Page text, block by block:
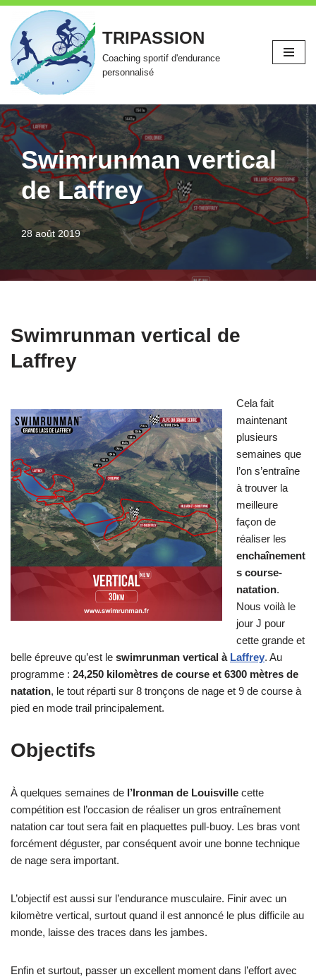
Aller
au
contenu
TRIPASSION
Coaching sportif d'endurance
personnalisé
Swimrunman vertical
de Laffrey
28 août 2019
Swimrunman vertical de
Laffrey
Cela fait
maintenant
plusieurs
semaines que
l’on s’entraîne
à trouver la
meilleure
façon de
réaliser les
enchaînement
s course-
natation.
Nous voilà le
jour J pour
cette grande et
belle épreuve qu’est le swimrunman vertical à Laffrey. Au
programme : 24,250 kilomètres de course et 6300 mètres de
natation, le tout réparti sur 8 tronçons de nage et 9 de course à
pied en mode trail principalement.
Objectifs
À quelques semaines de l’Ironman de Louisville cette
compétition est l’occasion de réaliser un gros entraînement
natation car tout sera fait en plaquettes pull-buoy. Les bras vont
forcément déguster, par conséquent avoir une bonne technique
de nage sera important.
L’objectif est aussi sur l’endurance musculaire. Finir avec un
kilomètre vertical, surtout quand il est annoncé le plus difficile au
monde, laisse des traces dans les jambes.
Enfin et surtout, passer un excellent moment dans l’effort avec